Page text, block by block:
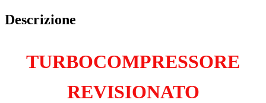
quantità
Descrizione
TURBOCOMPRESSORE
REVISIONATO